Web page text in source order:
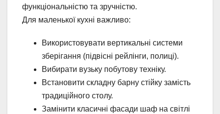
функціональністю та зручністю.
Для маленької кухні важливо:
Використовувати вертикальні системи
зберігання (підвісні рейлінги, полиці).
Вибирати вузьку побутову техніку.
Встановити складну барну стійку замість
традиційного столу.
Замінити класичні фасади шаф на світлі